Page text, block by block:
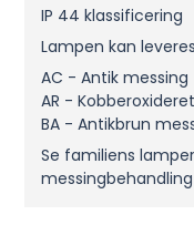
IP 44 klassificering
Lampen kan
AC - Antik messing
AR -
BA - Antikbrun
Se familiens lamper